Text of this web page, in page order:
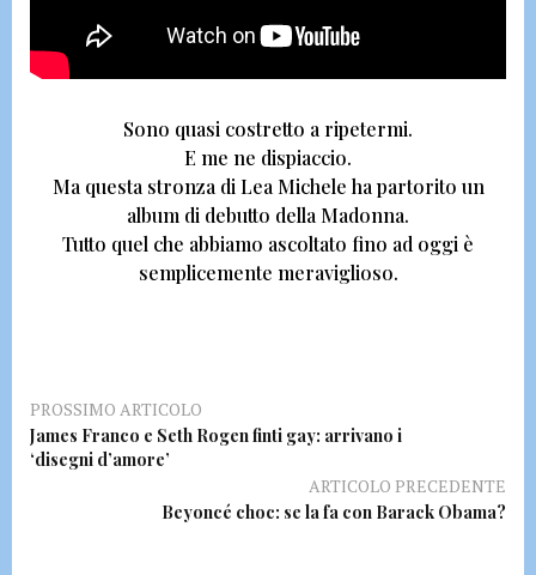
Sono quasi costretto a ripetermi.
E me ne dispiaccio.
Ma questa stronza di Lea Michele ha partorito un
album di debutto della Madonna.
Tutto quel che abbiamo ascoltato fino ad oggi è
semplicemente meraviglioso.
PROSSIMO ARTICOLO
James Franco e Seth Rogen finti gay: arrivano i
‘disegni d’amore’
ARTICOLO PRECEDENTE
Beyoncé choc: se la fa con Barack Obama?